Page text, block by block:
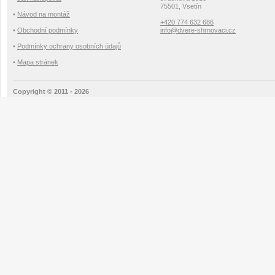
• Návod na montáž
• Obchodní podmínky
• Podmínky ochrany osobních údajů
• Mapa stránek
75501, Vsetín
+420 774 632 686
info@dvere-shrnovaci.cz
Copyright © 2011 - 2026